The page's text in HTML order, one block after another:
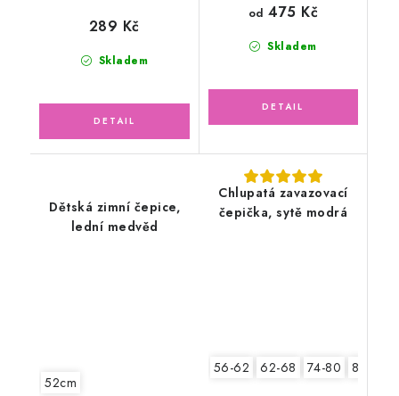
Skladem
289 Kč
Skladem
od 475 Kč
Dětská zimní čepice,
lední medvěd
52cm
Chlupatá zavazovací
čepička, sytě modrá
56-62 62-68 74-80 80-86